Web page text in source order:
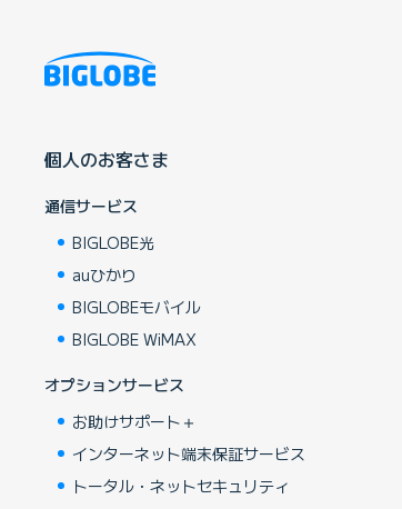
個人のお客さま
通信サービス
BIGLOBE光
auひかり
BIGLOBEモバイル
BIGLOBE WiMAX
オプションサービス
お助けサポート＋
インターネット端末保証サービス
トータル・ネットセキュリティ